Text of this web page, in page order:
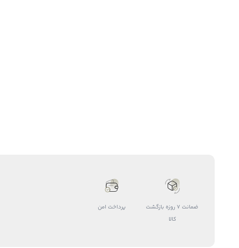
ضمانت 7 روزه بازگشت
کالا
پرداخت امن